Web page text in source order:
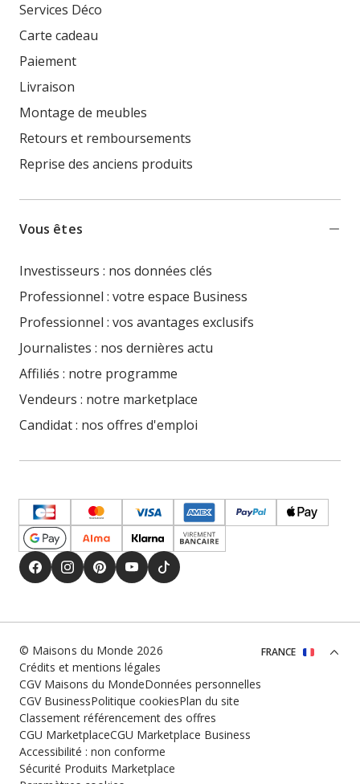
Services Déco
Carte cadeau
Paiement
Livraison
Montage de meubles
Retours et remboursements
Reprise des anciens produits
Vous êtes
Investisseurs : nos données clés
Professionnel : votre espace Business
Professionnel : vos avantages exclusifs
Journalistes : nos dernières actu
Affiliés : notre programme
Vendeurs : notre marketplace
Candidat : nos offres d'emploi
© Maisons du Monde 2026
Crédits et mentions légales
CGV Maisons du MondeDonnées personnelles
CGV BusinessPolitique cookiesPlan du site
Classement référencement des offres
CGU MarketplaceCGU Marketplace Business
Accessibilité : non conforme
Sécurité Produits Marketplace
FRANCE